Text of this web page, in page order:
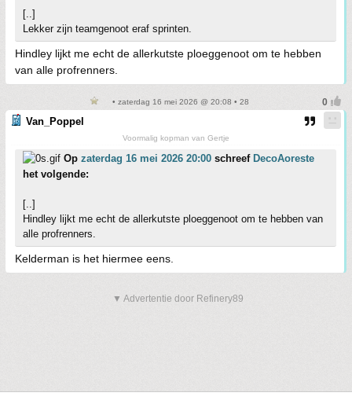
[..]
Lekker zijn teamgenoot eraf sprinten.
Hindley lijkt me echt de allerkutste ploeggenoot om te hebben
van alle profrenners.
• zaterdag 16 mei 2026 @ 20:08 • 28
Van_Poppel
Voormalig kopman van Gertje
Op zaterdag 16 mei 2026 20:00 schreef DecoAoreste
het volgende:
[..]
Hindley lijkt me echt de allerkutste ploeggenoot om te hebben van
alle profrenners.
Kelderman is het hiermee eens.
▼ Advertentie door Refinery89